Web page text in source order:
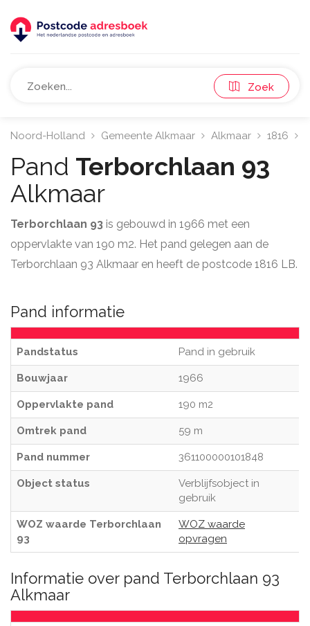
Zoek
Noord-Holland Gemeente Alkmaar Alkmaar 1816
Pand Terborchlaan 93
Alkmaar
Terborchlaan 93 is gebouwd in 1966 met een
oppervlakte van 190 m2. Het pand gelegen aan de
Terborchlaan 93 Alkmaar en heeft de postcode 1816 LB.
Pand informatie
Pandstatus Pand in gebruik
Bouwjaar 1966
Oppervlakte pand 190 m2
Omtrek pand 59 m
Pand nummer 361100000101848
Object status
Verblijfsobject in
gebruik
WOZ waarde Terborchlaan
93
WOZ waarde
opvragen
Informatie over pand Terborchlaan 93
Alkmaar